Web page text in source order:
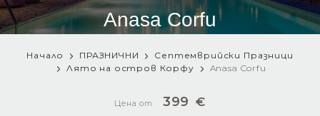
Anasa Corfu
Начало ПРАЗНИЧНИ
Септемврийски Празници
Лято на остров Корфу
Anasa Corfu
Цена от 399 €